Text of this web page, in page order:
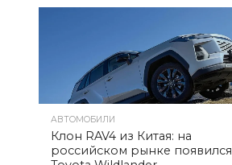
АВТОМОБИЛИ
Клон RAV4 из Китая: на
российском рынке появился